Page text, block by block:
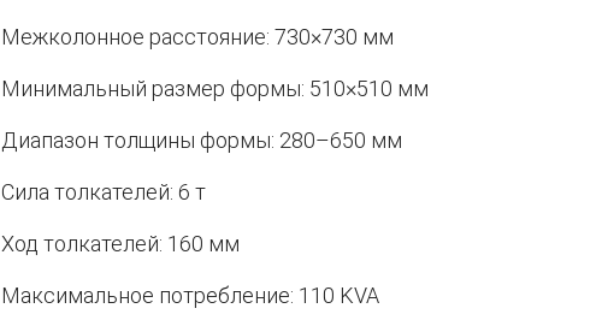
Межколонное расстояние: 730×730 мм
Минимальный размер формы: 510×510 мм
Диапазон толщины формы: 280–650 мм
Сила толкателей: 6 т
Ход толкателей: 160 мм
Максимальное потребление: 110 KVA